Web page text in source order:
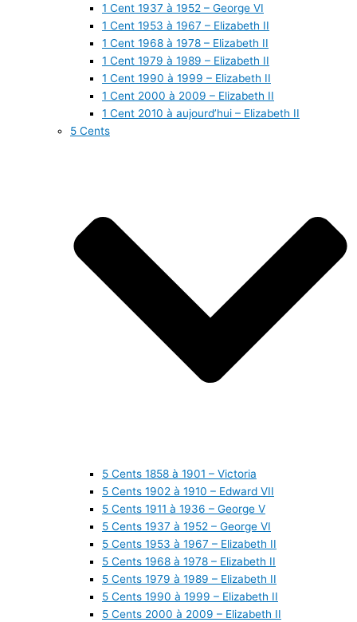
1 Cent 1937 à 1952 – George VI
1 Cent 1953 à 1967 – Elizabeth II
1 Cent 1968 à 1978 – Elizabeth II
1 Cent 1979 à 1989 – Elizabeth II
1 Cent 1990 à 1999 – Elizabeth II
1 Cent 2000 à 2009 – Elizabeth II
1 Cent 2010 à aujourd’hui – Elizabeth II
5 Cents
5 Cents 1858 à 1901 – Victoria
5 Cents 1902 à 1910 – Edward VII
5 Cents 1911 à 1936 – George V
5 Cents 1937 à 1952 – George VI
5 Cents 1953 à 1967 – Elizabeth II
5 Cents 1968 à 1978 – Elizabeth II
5 Cents 1979 à 1989 – Elizabeth II
5 Cents 1990 à 1999 – Elizabeth II
5 Cents 2000 à 2009 – Elizabeth II